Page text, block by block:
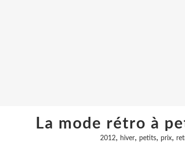
La mode rétro à
2012, hiver, petits, prix,